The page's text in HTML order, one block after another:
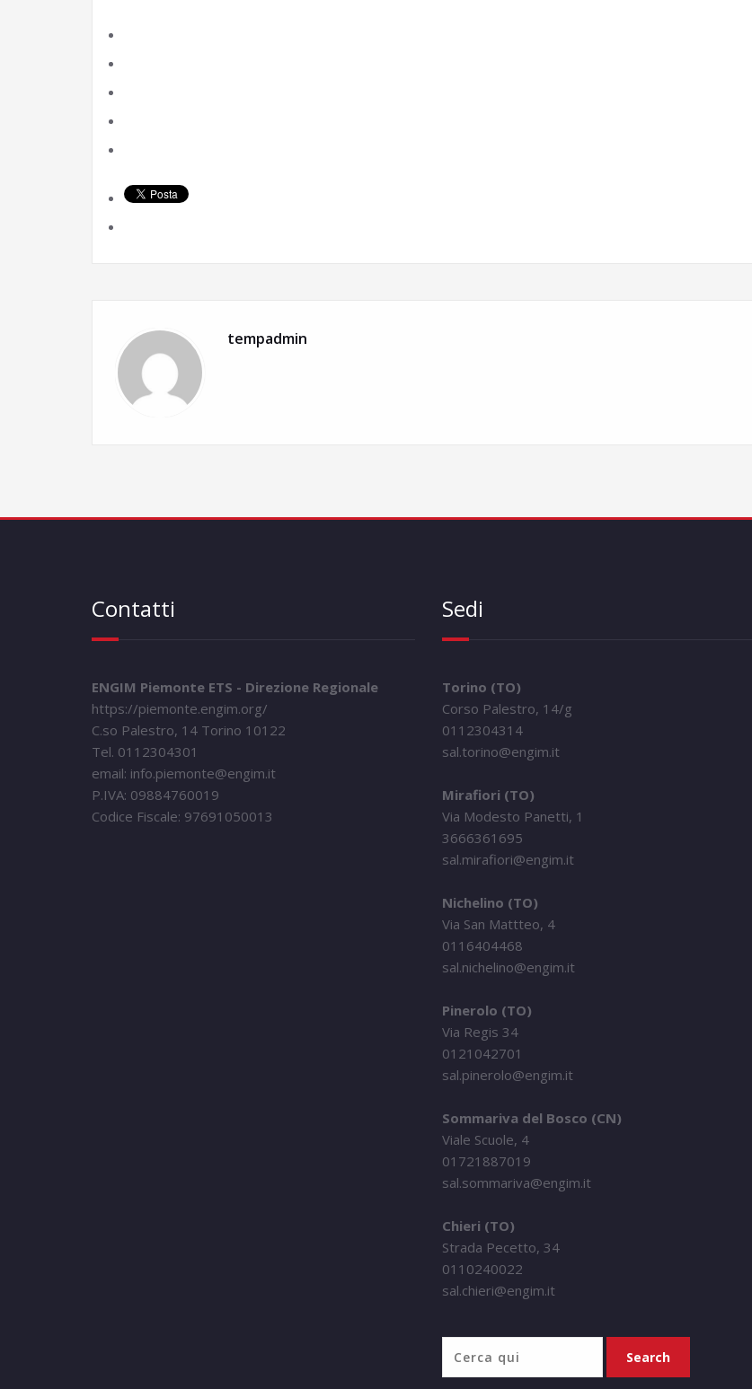
tempadmin
Contatti
ENGIM Piemonte ETS - Direzione Regionale
https://piemonte.engim.org/
C.so Palestro, 14 Torino 10122
Tel. 0112304301
email: info.piemonte@engim.it
P.IVA: 09884760019
Codice Fiscale: 97691050013
Sedi
Torino (TO)
Corso Palestro, 14/g
0112304314
sal.torino@engim.it
Mirafiori (TO)
Via Modesto Panetti, 1
3666361695
sal.mirafiori@engim.it
Nichelino (TO)
Via San Mattteo, 4
0116404468
sal.nichelino@engim.it
Pinerolo (TO)
Via Regis 34
0121042701
sal.pinerolo@engim.it
Sommariva del Bosco (CN)
Viale Scuole, 4
01721887019
sal.sommariva@engim.it
Chieri (TO)
Strada Pecetto, 34
0110240022
sal.chieri@engim.it